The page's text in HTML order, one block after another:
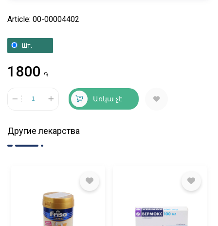
Article: 00-00004402
Шт.
1800 ֏
Առկա չէ
Другие лекарства